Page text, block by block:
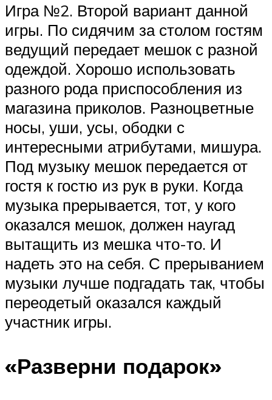
Игра №2. Второй вариант данной
игры. По сидячим за столом гостям
ведущий передает мешок с разной
одеждой. Хорошо использовать
разного рода приспособления из
магазина приколов. Разноцветные
носы, уши, усы, ободки с
интересными атрибутами, мишура.
Под музыку мешок передается от
гостя к гостю из рук в руки. Когда
музыка прерывается, тот, у кого
оказался мешок, должен наугад
вытащить из мешка что-то. И
надеть это на себя. С прерыванием
музыки лучше подгадать так, чтобы
переодетый оказался каждый
участник игры.
«Разверни подарок»